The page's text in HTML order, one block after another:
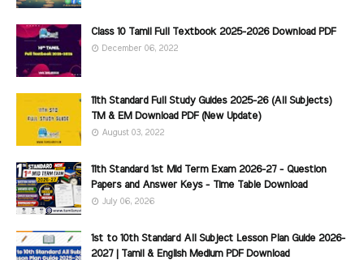
Class 10 Tamil Full Textbook 2025-2026 Download PDF
December 06, 2022
11th Standard Full Study Guides 2025-26 (All Subjects)
TM & EM Download PDF (New Update)
August 03, 2022
11th Standard 1st Mid Term Exam 2026-27 - Question
Papers and Answer Keys - Time Table Download
July 06, 2026
1st to 10th Standard All Subject Lesson Plan Guide 2026-
2027 | Tamil & English Medium PDF Download